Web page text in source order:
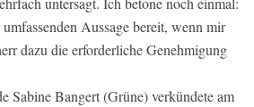
Aussage bereit, wenn mir
dazu die erforderliche Genehmigung
Sabine Bangert (Grüne) verkündete am